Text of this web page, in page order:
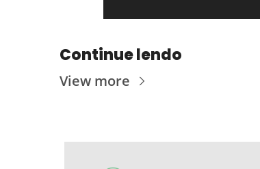
Continue lendo
View more